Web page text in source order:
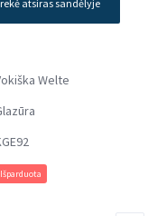
atsiras sandėlyje
Welte
Išparduota